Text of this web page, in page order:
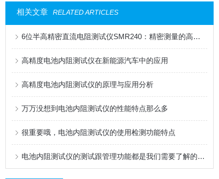
相关文章 RELATED ARTICLES
6位半高精密直流电阻测试仪SMR240：精密测量的高效之选
高精度电池内阻测试仪在新能源汽车中的应用
高精度电池内阻测试仪的原理与应用分析
万万没想到电池内阻测试仪的性能特点那么多
很重要哦，电池内阻测试仪的使用检测功能特点
电池内阻测试仪的测试跟管理功能都是我们需要了解的基本情况